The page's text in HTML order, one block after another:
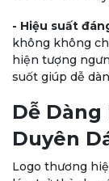
- Hiệu suất
không không
hiện tượng
suốt giúp dễ
Dễ
Duyên
Logo thương